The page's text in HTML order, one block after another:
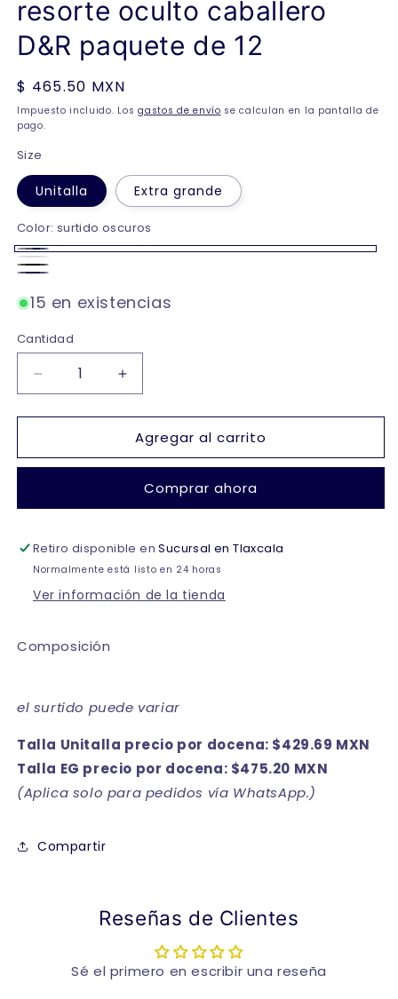
resorte oculto caballero
D&R paquete de 12
Precio
habitual
$ 465.50 MXN
Impuesto incluido. Losgastos de envío se calculan en la pantalla de
pago.
Size
Unitalla Extra grande
Color: surtido oscuros
surtido
Blanco
Negro
15 en existencias
Cantidad
Reducir
cantidad
para
de
resorte
caballero
D&amp;R
paquete
de
Aumentar
cantidad
para
Biker
de
liso
resorte
caballero
D&amp;R
paquete
de
Agregar al carrito
Comprar ahora
Retiro disponible enSucursal en Tlaxcala
Normalmente está listo en 24 horas
Ver información de la tienda
Composición
el surtido puede variar
Talla Unitalla precio por docena: $429.69 MXN
Talla EG precio por docena: $475.20 MXN
(Aplica solo para pedidos vía WhatsApp.)
Compartir
Reseñas de Clientes
Sé el primero en escribir una reseña